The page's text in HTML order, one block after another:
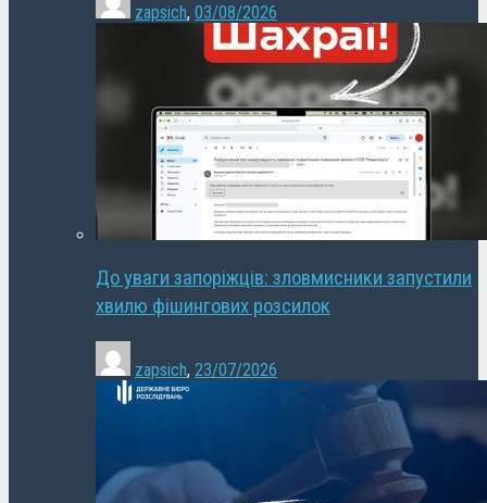
zapsich, 03/08/2026
До уваги запоріжців: зловмисники запустили
хвилю фішингових розсилок
zapsich, 23/07/2026